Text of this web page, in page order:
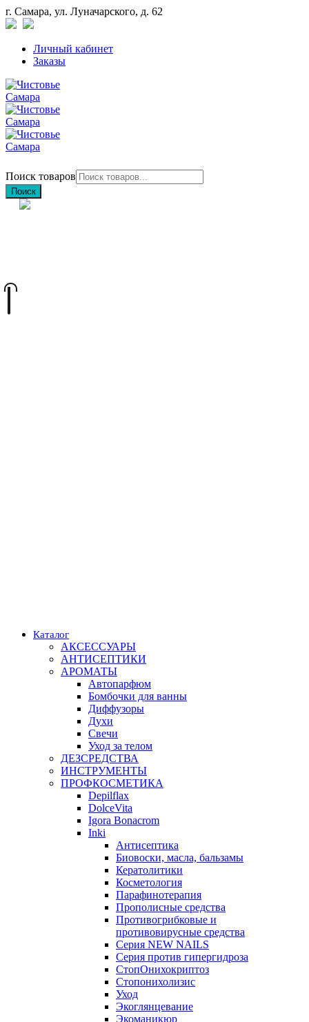
г. Самара, ул. Луначарского, д. 62
Личный кабинет
Заказы
Поиск товаров
Поиск
Каталог
АКСЕССУАРЫ
АНТИСЕПТИКИ
АРОМАТЫ
Автопарфюм
Бомбочки для ванны
Диффузоры
Духи
Свечи
Уход за телом
ДЕЗСРЕДСТВА
ИНСТРУМЕНТЫ
ПРОФКОСМЕТИКА
Depilflax
DolceVita
Igora Bonacrom
Inki
Антисептика
Биовоски, масла, бальзамы
Кератолитики
Косметология
Парафинотерапия
Прополисные средства
Противогрибковые и
противовирусные средства
Серия NEW NAILS
Серия против гипергидроза
СтопОнихокриптоз
Стопонихолизис
Уход
Экоглянцевание
Экоманикюр